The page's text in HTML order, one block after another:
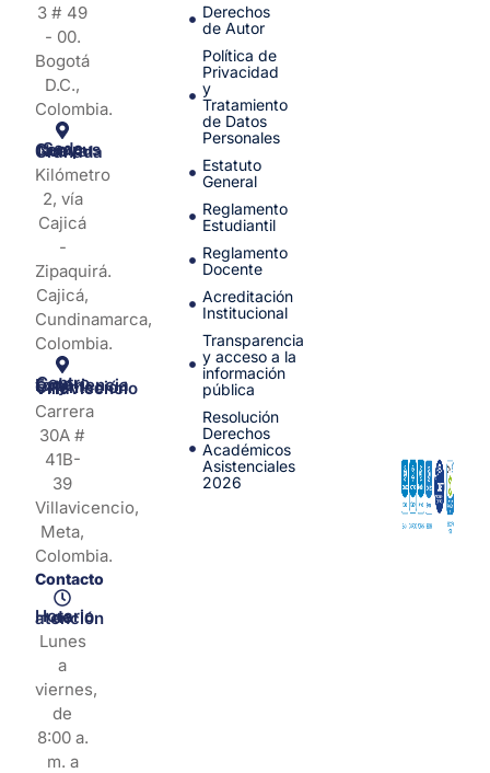
3 # 49
- 00.
Bogotá
D.C.,
Colombia.
Sede Campus Nueva Granada
Kilómetro
2, vía
Cajicá
-
Zipaquirá.
Cajicá,
Cundinamarca,
Colombia.
Centro de Experiencia y Orientación Villavicencio
Carrera
30A #
41B-
39
Villavicencio,
Meta,
Colombia.
Contacto
Horario de atención
Lunes
a
viernes,
de
8:00 a.
m. a
Derechos
de Autor
Política de
Privacidad
y
Tratamiento
de Datos
Personales
Estatuto
General
Reglamento
Estudiantil
Reglamento
Docente
Acreditación
Institucional
Transparencia
y acceso a la
información
pública
Resolución
Derechos
Académicos
Asistenciales
2026